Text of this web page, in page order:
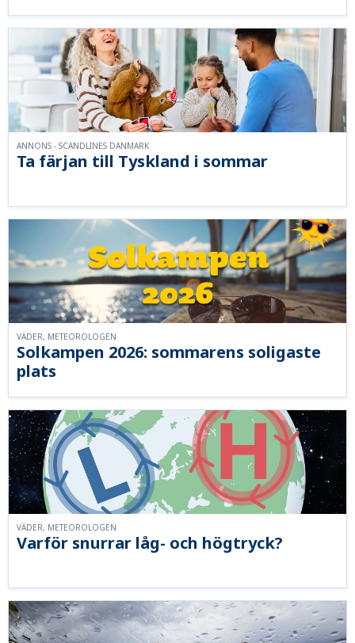
Ta färjan till Tyskland i sommar
ANNONS - SCANDLINES DANMARK
Solkampen 2026: sommarens soligaste
plats
VÄDER, METEOROLOGEN
Varför snurrar låg- och högtryck?
VÄDER, METEOROLOGEN